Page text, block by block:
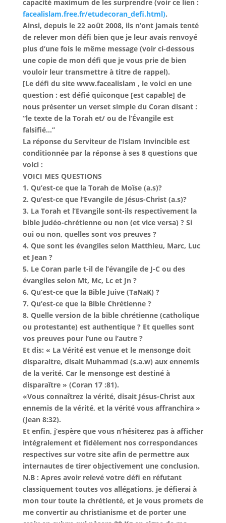
capacité maximum de les surprendre (voir ce lien :
facealislam.free.fr/etudecoran_defi.html).
Ainsi, depuis le 22 août 2008, ils n’ont jamais tenté
de relever mon défi bien que je leur avais renvoyé
plus d’une fois le même message (voir ci-dessous
une copie de mon défi que je vous prie de bien
vouloir leur transmettre à titre de rappel).
[Le défi du site www.facealislam , le voici en une
question : est défié quiconque [est capable] de
nous présenter un verset simple du Coran disant :
“le texte de la Torah et/ ou de l’Évangile est
falsifié…”
La réponse du Serviteur de l’Islam Invincible est
conditionnée par la réponse à ses 8 questions que
voici :
VOICI MES QUESTIONS
1. Qu’est-ce que la Torah de Moïse (a.s)?
2. Qu’est-ce que l’Evangile de Jésus-Christ (a.s)?
3. La Torah et l’Evangile sont-ils respectivement la
bible judéo-chrétienne ou non (et vice versa) ? Si
oui ou non, quelles sont vos preuves ?
4. Que sont les évangiles selon Matthieu, Marc, Luc
et Jean ?
5. Le Coran parle t-il de l’évangile de J-C ou des
évangiles selon Mt, Mc, Lc et Jn ?
6. Qu’est-ce que la Bible Juive (TaNaK) ?
7. Qu’est-ce que la Bible Chrétienne ?
8. Quelle version de la bible chrétienne (catholique
ou protestante) est authentique ? Et quelles sont
vos preuves pour l’une ou l’autre ?
Et dis: « La Vérité est venue et le mensonge doit
disparaitre, disait Muhammad (s.a.w) aux ennemis
de la verité. Car le mensonge est destiné à
disparaître » (Coran 17 :81).
«Vous connaîtrez la vérité, disait Jésus-Christ aux
ennemis de la vérité, et la vérité vous affranchira »
(Jean 8:32).
Et enfin, j’espère que vous n’hésiterez pas à afficher
intégralement et fidèlement nos correspondances
respectives sur votre site afin de permettre aux
internautes de tirer objectivement une conclusion.
N.B : Apres avoir relevé votre défi en réfutant
classiquement toutes vos allégations, je défierai à
mon tour toute la chrétienté, et je vous promets de
me convertir au christianisme et de porter une